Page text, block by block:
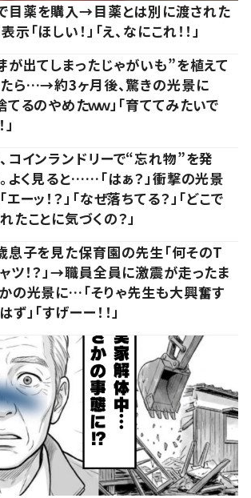
目薬を購入→目薬とは別に渡された
ほしい！」「え、なにこれ！！」
が出てしまったじゃがいも”を植えて
ら…→約3ヶ月後、驚きの光景に
てるのやめたｗｗ」「育ててみたいで
コインランドリーで“忘れ物”を発
よく見ると……「はぁ？」衝撃の光景
エーッ！？」「なぜ落ちてる？」「どこで
たことに気づくの？」
息子を見た保育園の先生「何そのT
ツ！？」→職員全員に激震が走ったま
の光景に…「そりゃ先生も大興奮す
ず」「すげーー！！」